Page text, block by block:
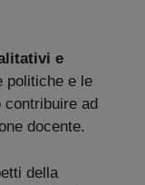
e
politiche e le
ad
docente.
della